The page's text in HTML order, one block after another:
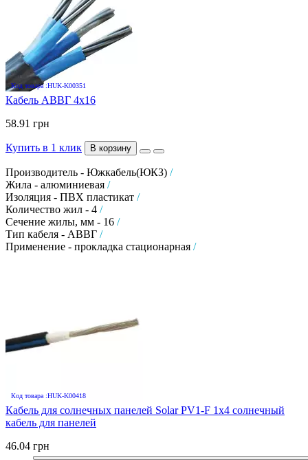
Код товара :HUK-K00351
Кабель АВВГ 4х16
58.91 грн
Купить в 1 клик В корзину
Производитель - Южкабель(ЮКЗ) /
Жила - алюминиевая /
Изоляция - ПВХ пластикат /
Количество жил - 4 /
Сечение жилы, мм - 16 /
Тип кабеля - АВВГ /
Применение - прокладка стационарная /
Код товара :HUK-K00418
Кабель для солнечных панелей Solar PV1-F 1х4 солнечный
кабель для панелей
46.04 грн